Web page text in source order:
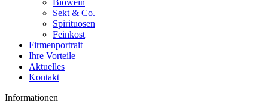
Biowein
Sekt & Co.
Spirituosen
Feinkost
Firmenportrait
Ihre Vorteile
Aktuelles
Kontakt
Informationen